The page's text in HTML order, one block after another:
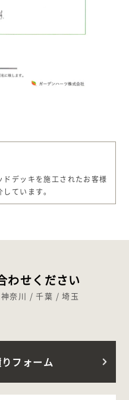
デッキを施工されたお客様
ています。
わせください
奈川 / 千葉 / 埼玉
フォーム